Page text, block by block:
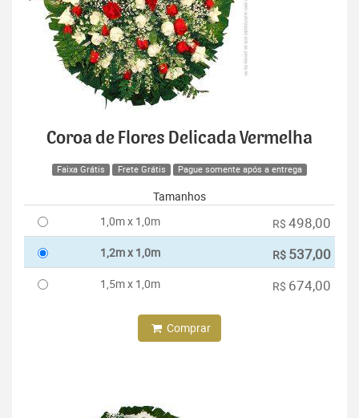
Coroa de Flores Delicada Vermelha
Faixa Grátis Frete Grátis Pague somente após a entrega
Tamanhos
1,0m x 1,0m
R$ 498,00
1,2m x 1,0m R$ 537,00
1,5m x 1,0m R$ 674,00
Comprar